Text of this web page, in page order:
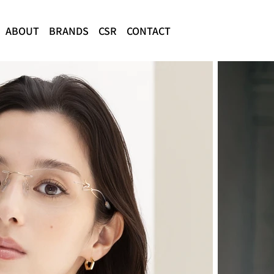
ABOUT BRANDS CSR CONTACT